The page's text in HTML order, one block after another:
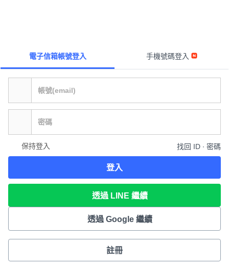
電子信箱帳號登入 手機號碼登入
保持登入 找回 ID ∙ 密碼
登入
透過 LINE 繼續
透過 Google 繼續
註冊